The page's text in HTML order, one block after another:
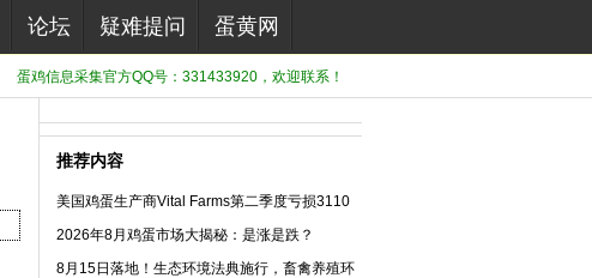
论坛 疑难提问 蛋黄网
蛋鸡信息采集官方QQ号：331433920，欢迎联系！
推荐内容
美国鸡蛋生产商Vital Farms第二季度亏损3110
万美元
2026年8月鸡蛋市场大揭秘：是涨是跌？
8月15日落地！生态环境法典施行，畜禽养殖环